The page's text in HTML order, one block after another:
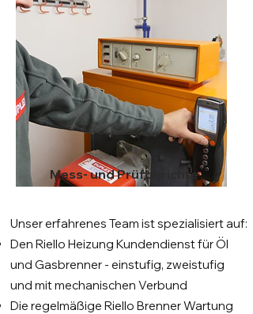
Mess- und Prüfberichte
Unser erfahrenes Team ist spezialisiert auf:
Den Riello Heizung Kundendienst für Öl
und Gasbrenner - einstufig, zweistufig
und mit mechanischen Verbund
Die regelmäßige Riello Brenner Wartung